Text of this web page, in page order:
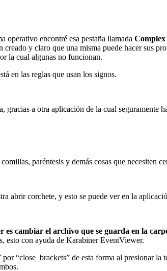
operativo encontré esa pestaña llamada
y claro que una misma puede hacer sus
la cual algunas no funcionan.
en las reglas que usan los signos.
a otra aplicación de la cual seguramente
paréntesis y demás cosas que necesiten
abrir corchete, y esto se puede ver en la
es cambiar el archivo que se guarda en la
esto con ayuda de Karabiner EventViewer.
“close_brackets” de esta forma al presionar